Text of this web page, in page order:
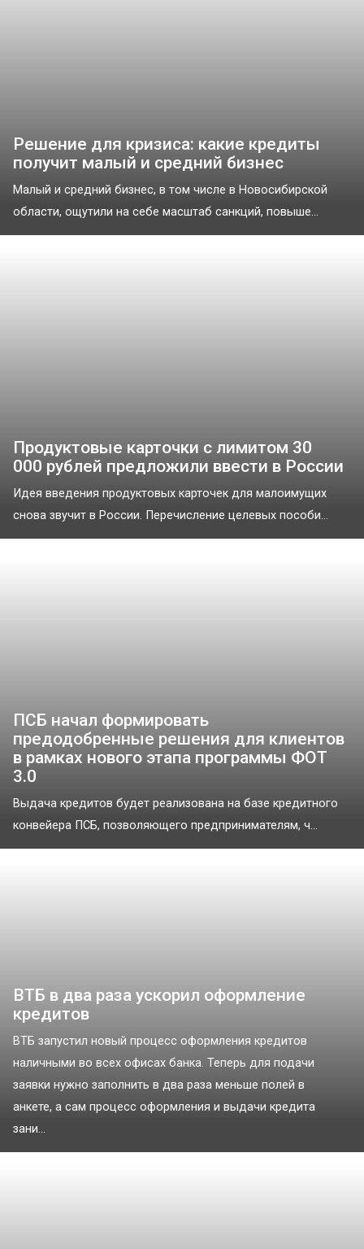
Решение для кризиса: какие кредиты
получит малый и средний бизнес
Малый и средний бизнес, в том числе в Новосибирской
области, ощутили на себе масштаб санкций, повыше...
Продуктовые карточки с лимитом 30
000 рублей предложили ввести в России
Идея введения продуктовых карточек для малоимущих
снова звучит в России. Перечисление целевых пособи...
ПСБ начал формировать
предодобренные решения для клиентов
в рамках нового этапа программы ФОТ
3.0
Выдача кредитов будет реализована на базе кредитного
конвейера ПСБ, позволяющего предпринимателям, ч...
ВТБ в два раза ускорил оформление
кредитов
ВТБ запустил новый процесс оформления кредитов
наличными во всех офисах банка. Теперь для подачи
заявки нужно заполнить в два раза меньше полей в
анкете, а сам процесс оформления и выдачи кредита
зани...